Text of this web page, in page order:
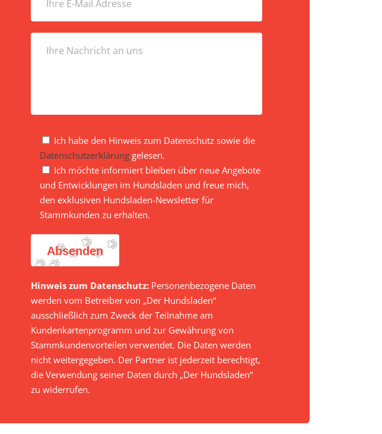
Ich habe den Hinweis zum Datenschutz sowie die
Datenschutzerklärunggelesen.
Ich möchte informiert bleiben über neue Angebote
und Entwicklungen im Hundsladen und freue mich,
den exklusiven Hundsladen-Newsletter für
Stammkunden zu erhalten.
Absenden
Hinweis zum Datenschutz:Personenbezogene Daten
werden vom Betreiber von „Der Hundsladen“
ausschließlich zum Zweck der Teilnahme am
Kundenkartenprogramm und zur Gewährung von
Stammkundenvorteilen verwendet. Die Daten werden
nicht weitergegeben. Der Partner ist jederzeit berechtigt,
die Verwendung seiner Daten durch „Der Hundsladen“
zu widerrufen.